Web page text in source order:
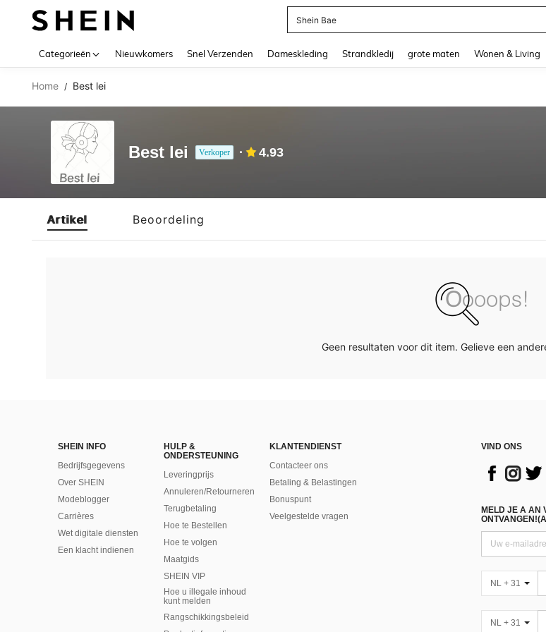
Shein Bae
Categorieën Nieuwkomers Snel Verzenden Dameskleding Strandkledij grote maten Wonen & Living
Home / Best lei
Best lei Verkoper 4.93
Artikel Beoordeling
Geen resultaten voor dit item. Gelieve een
SHEIN INFO
Bedrijfsgegevens
Over SHEIN
Modeblogger
Carrières
Wet digitale diensten
Een klacht indienen
HULP &
ONDERSTEUNING
Leveringprijs
Annuleren/Retourneren
Terugbetaling
Hoe te Bestellen
Hoe te volgen
Maatgids
SHEIN VIP
Hoe u illegale inhoud
kunt melden
Rangschikkingsbeleid
KLANTENDIENST
Contacteer ons
Betaling & Belastingen
Bonuspunt
Veelgestelde vragen
VIND ONS
MELD JE A AN
NL + 31
NL + 31